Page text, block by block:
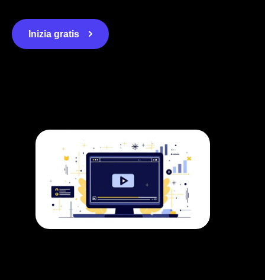
Inizia gratis